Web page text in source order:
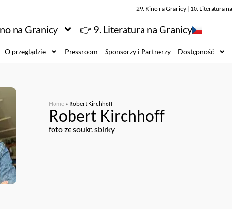
29. Kino na Granicy | 10. Literatura
na Granicy 👉 9. Literatura na Granicy
O przeglądzie Pressroom Sponsorzy i Partnerzy Dostępność
Home » Robert Kirchhoff
Robert Kirchhoff
foto ze soukr. sbírky